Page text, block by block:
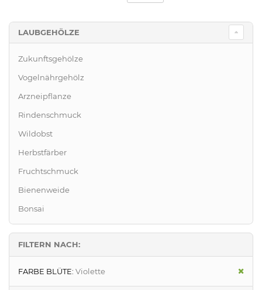
LAUBGEHÖLZE
Zukunftsgehölze
Vogelnährgehölz
Arzneipflanze
Rindenschmuck
Wildobst
Herbstfärber
Fruchtschmuck
Bienenweide
Bonsai
FILTERN NACH:
FARBE BLÜTE: Violette